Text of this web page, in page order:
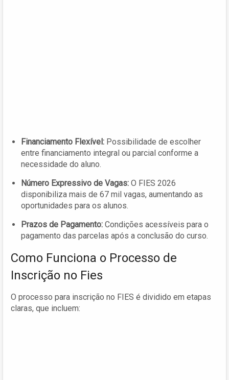
Financiamento Flexível: Possibilidade de escolher
entre financiamento integral ou parcial conforme a
necessidade do aluno.
Número Expressivo de Vagas: O FIES 2026
disponibiliza mais de 67 mil vagas, aumentando as
oportunidades para os alunos.
Prazos de Pagamento: Condições acessíveis para o
pagamento das parcelas após a conclusão do curso.
Como Funciona o Processo de
Inscrição no Fies
O processo para inscrição no FIES é dividido em etapas
claras, que incluem: